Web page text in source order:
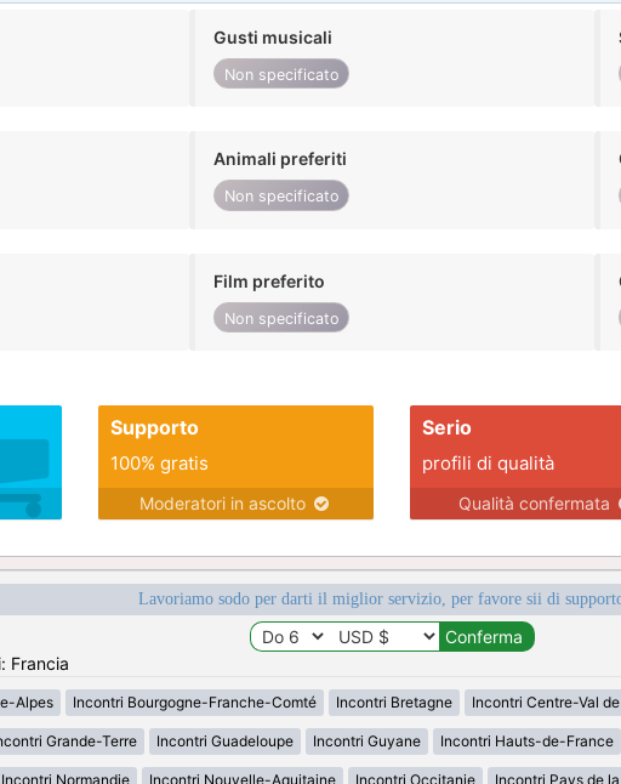
Gusti musicali
Non specificato
Animali preferiti
Non specificato
Film preferito
Non specificato
Supporto
100% gratis
Moderatori in ascolto
Serio
profili di qualità
Qualità confermata
Lavoriamo sodo per darti il miglior servizio, per favore sii di
Francia
Alpes Incontri Bourgogne-Franche-Comté Incontri Bretagne Incontri Centre-Val
Grande-Terre Incontri Guadeloupe Incontri Guyane Incontri Hauts-de-France
Incontri Normandie Incontri Nouvelle-Aquitaine Incontri Occitanie Incontri Pays de